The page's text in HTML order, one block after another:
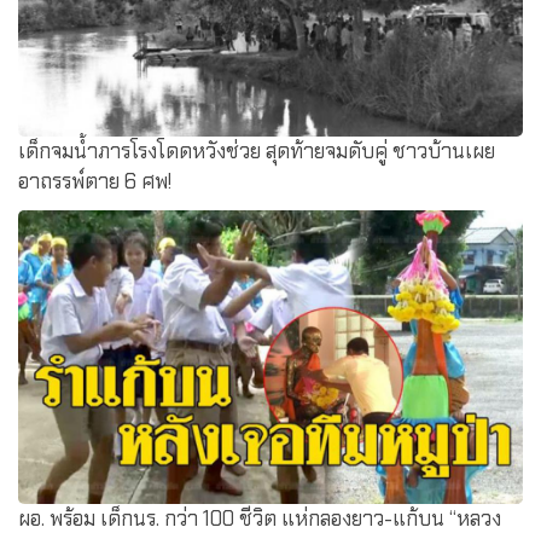
เด็กจมน้ำภารโรงโดดหวังช่วย สุดท้ายจมดับคู่ ชาวบ้านเผย
อาถรรพ์ตาย 6 ศพ!
ผอ. พร้อม เด็กนร. กว่า 100 ชีวิต แห่กลองยาว-แก้บน “หลวง